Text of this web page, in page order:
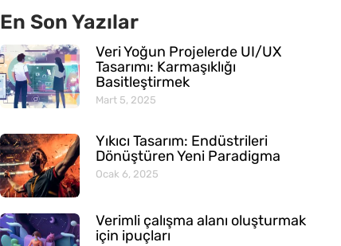
En Son Yazılar
Veri Yoğun Projelerde UI/UX
Tasarımı: Karmaşıklığı
Basitleştirmek
Mart 5, 2025
Yıkıcı Tasarım: Endüstrileri
Dönüştüren Yeni Paradigma
Ocak 6, 2025
Verimli çalışma alanı oluşturmak
için ipuçları